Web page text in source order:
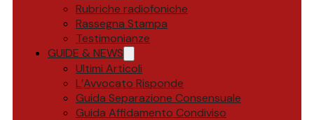
Rubriche radiofoniche
Rassegna Stampa
Testimonianze
GUIDE & NEWS
Ultimi Articoli
L’Avvocato Risponde
Guida Separazione Consensuale
Guida Affidamento Condiviso